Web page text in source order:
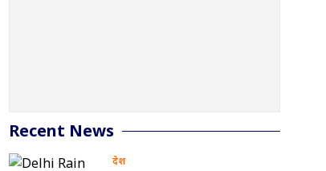
Recent News
देश